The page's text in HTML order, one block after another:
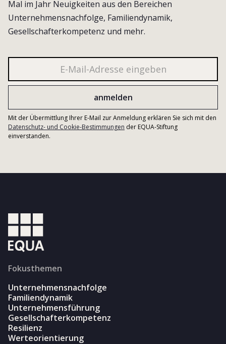
Mal im Jahr Neuigkeiten aus den Bereichen
Unternehmensnachfolge, Familiendynamik,
Gesellschafterkompetenz und mehr.
Mit der Übermittlung Ihrer E-Mail zur Anmeldung erklären Sie sich mit den
Datenschutz- und Cookie-Bestimmungen der EQUA-Stiftung
einverstanden.
Fokusthemen
Unternehmensnachfolge
Familiendynamik
Unternehmensführung
Gesellschafterkompetenz
Resilienz
Werteorientierung